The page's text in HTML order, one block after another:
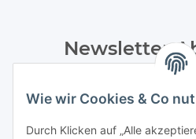
Wie wir Cookies & Co
Durch Klicken auf „Alle
Newsletter
Bitte senden Sie mir
Datenschutzerklärung